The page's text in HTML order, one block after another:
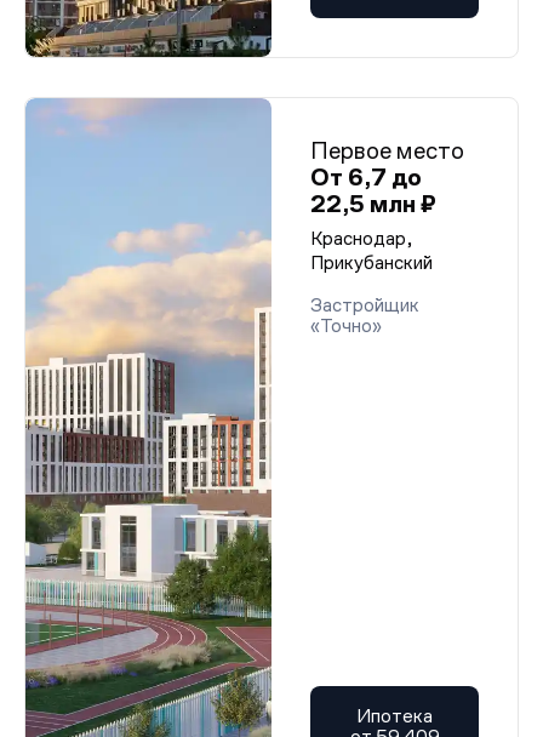
Первое место
От 6,7 до
22,5 млн ₽
Краснодар,
Прикубанский
Застройщик
«Точно»
Ипотека